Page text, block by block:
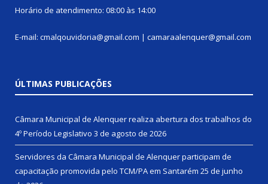
Horário de atendimento: 08:00 às 14:00
E-mail: cmalqouvidoria@gmail.com | camaraalenquer@gmail.com
ÚLTIMAS PUBLICAÇÕES
Câmara Municipal de Alenquer realiza abertura dos trabalhos do
4º Período Legislativo 3 de agosto de 2026
Servidores da Câmara Municipal de Alenquer participam de
capacitação promovida pelo TCM/PA em Santarém 25 de junho